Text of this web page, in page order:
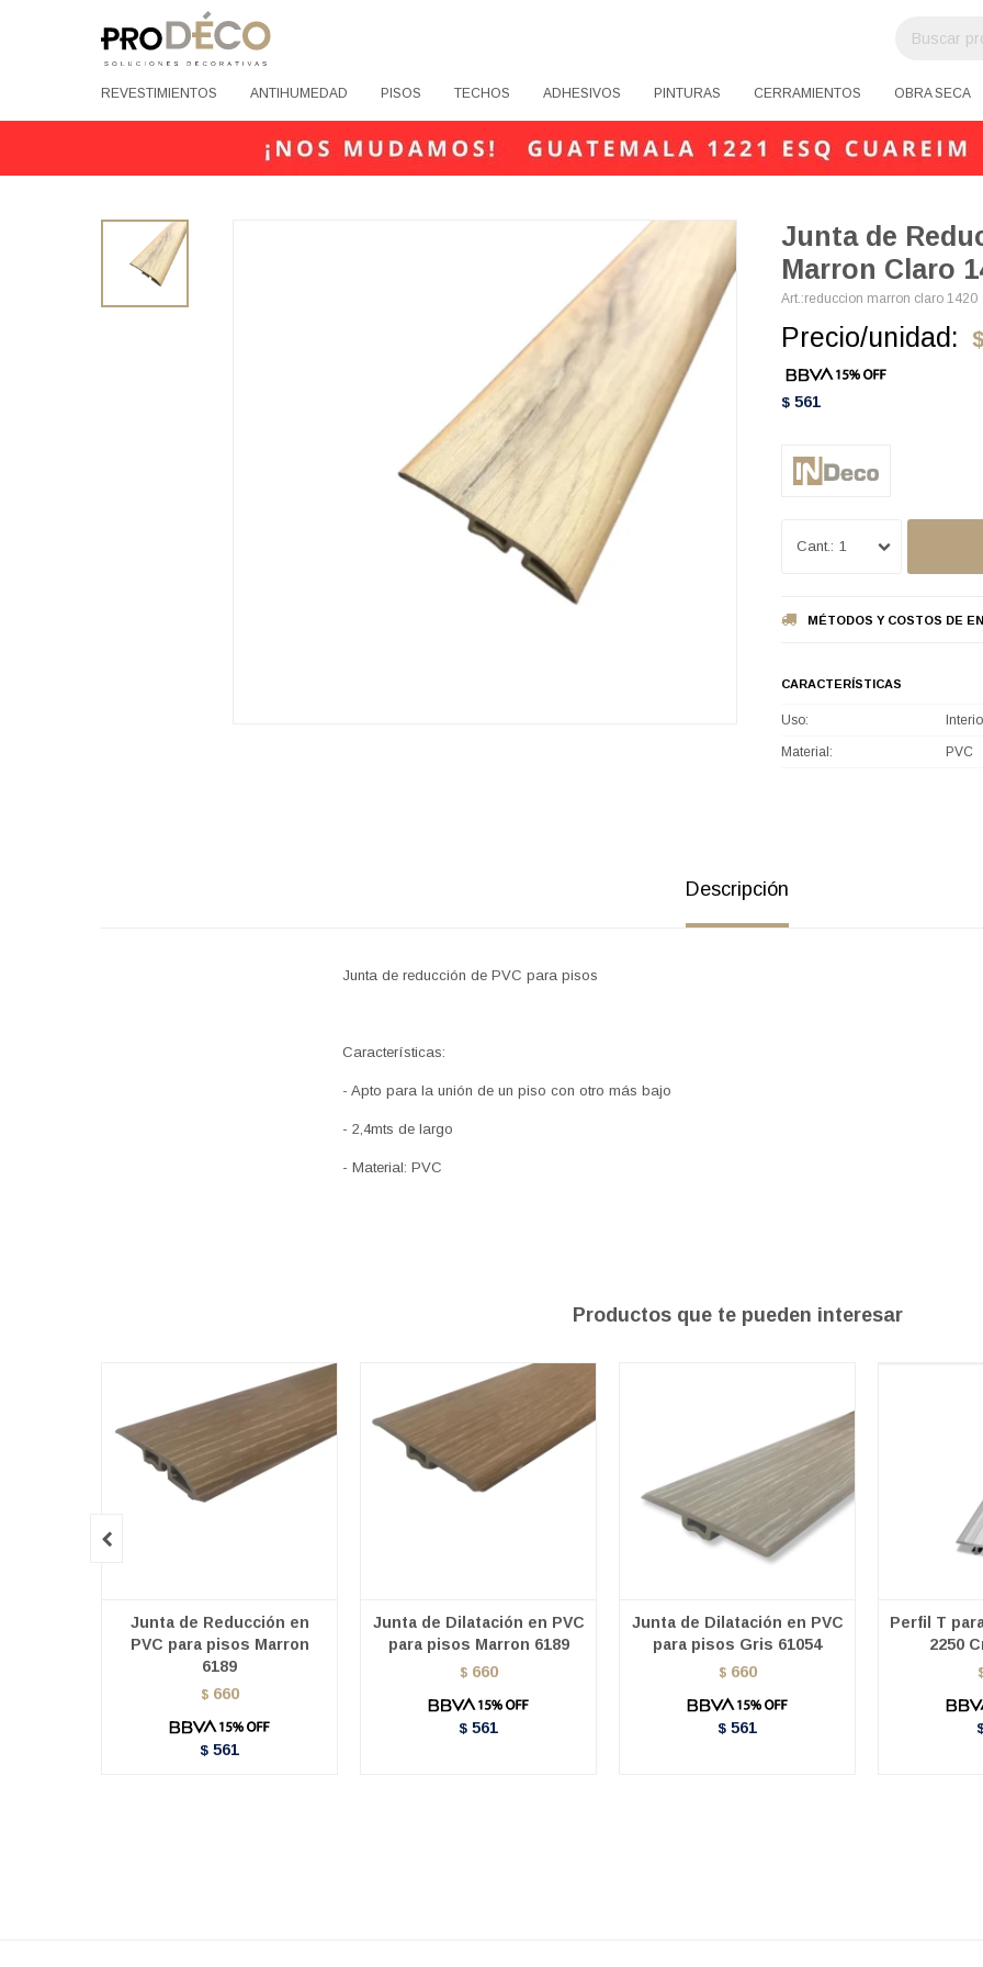
REVESTIMIENTOS ANTIHUMEDAD PISOS TECHOS ADHESIVOS PINTURAS CERRAMIENTOS OBRA SECA
Junta de
Marron Claro
reduccion marron claro 1420
Precio/unidad: $
$ 561
1
MÉTODOS Y COSTOS DE
CARACTERÍSTICAS
Uso
Material PVC
Descripción
Junta de reducción de PVC para pisos
Características:
- Apto para la unión de un piso con otro más bajo
- 2,4mts de largo
- Material: PVC
Productos que te pueden interesar
Junta de Reducción en
PVC para pisos Marron
6189
$ 660
$ 561
Junta de Dilatación en PVC
para pisos Marron 6189
$ 660
$ 561
Junta de Dilatación en PVC
para pisos Gris 61054
$ 660
$ 561
Perfil T
2250
